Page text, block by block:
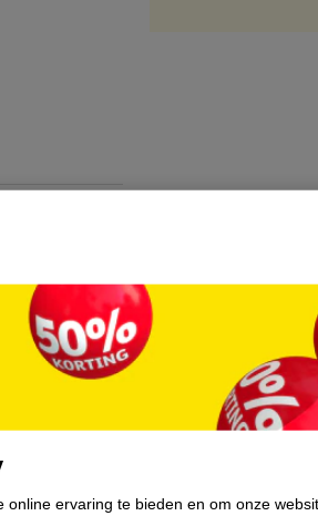
online ervaring te bieden en om onze